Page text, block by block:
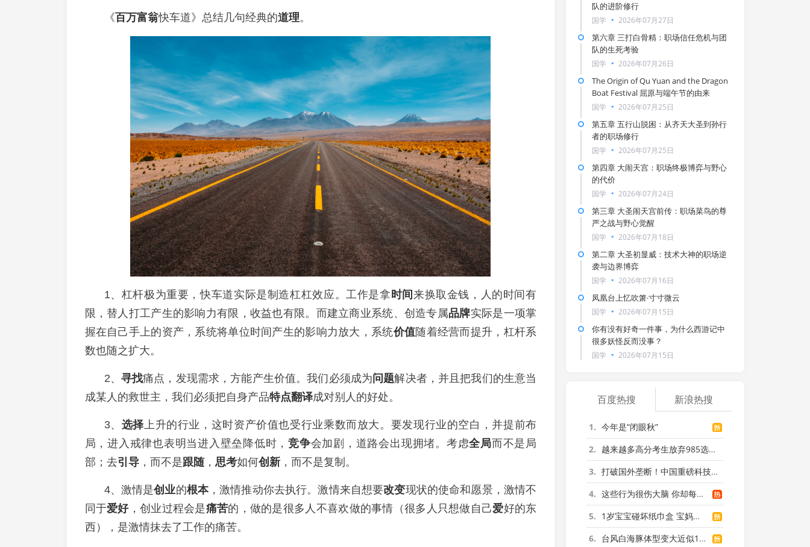
《百万富翁快车道》总结几句经典的道理。
1、杠杆极为重要，快车道实际是制造杠杠效应。工作是拿时间 来换取金钱，人的时间有
限，替人打工产生的影响力有限，收益也有限。而建立商业系统、创造专属品牌实际是一项掌
握在自己手上的资产，系统将单位时间产生的影响力放大，系统价值随着经营而提升，杠杆系
数也随之扩大。
2、 寻找痛点，发现需求，方能产生价值。我们必须成为 问题解决者，并且把我们的生意当
成某人的救世主，我们必须把自身产品特点翻译成对别人的好处。
3、 选择上升的行业，这时资产价值也受行业乘数而放大。要发现行业的空白，并提前布
局，进入戒律也表明当进入壁垒降低时，竞争会加剧，道路会出现拥堵。考虑全局而不是局
部；去引导，而不是跟随， 思考如何创新，而不是复制。
4、激情是创业的根本，激情推动你去执行。激情来自想要改变现状的使命和愿景，激情不
同于爱好，创业过程会是痛苦的，做的是很多人不喜欢做的事情（很多人只想做自己爱好的东
西），是激情抹去了工作的痛苦。
队的进阶修行
国学 2026年07月27日
第六章 三打白骨精：职场信任危机与团
队的生死考验
国学 2026年07月26日
The Origin of Qu Yuan and the Dragon
Boat Festival 屈原与端午节的由来
国学 2026年07月25日
第五章 五行山脱困：从齐天大圣到孙行
者的职场修行
国学 2026年07月25日
第四章 大闹天宫：职场终极博弈与野心
的代价
国学 2026年07月24日
第三章 大圣闹天宫前传：职场菜鸟的尊
严之战与野心觉醒
国学 2026年07月18日
第二章 大圣初显威：技术大神的职场逆
袭与边界博弈
国学 2026年07月16日
凤凰台上忆吹箫·寸寸微云
国学 2026年07月15日
你有没有好奇一件事，为什么西游记中
很多妖怪反而没事？
国学 2026年07月15日
百度热搜 新浪热搜
1
今年是“闭眼秋”
2
越来越多高分考生放弃985选警校
3
打破国外垄断！中国重磅科技集中上新
4
这些行为很伤大脑 你却每天都在做
5
1岁宝宝碰坏纸巾盒 宝妈被索赔924元
6
台风白海豚体型变大近似13个浙江面积